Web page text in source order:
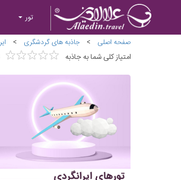
تور
صفحه اصلی > جاذبه های گردشگری >
امتیاز کلی شما به جاذبه ★★★★★
★★★★★